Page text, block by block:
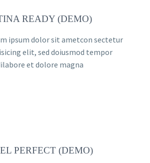
READY (DEMO)
ipsum dolor sit ametcon sectetur
elit, sed doiusmod tempor
et dolore magna
PERFECT (DEMO)